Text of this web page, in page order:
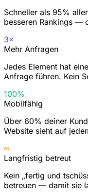
Schneller als 95%
besseren Rankings —
3×
Mehr Anfragen
Jedes Element hat
Anfrage führen. Kein
100%
Mobilfähig
Über 60% deiner
Website sieht auf
∞
Langfristig betreut
Kein „fertig und
betreuen — damit sie